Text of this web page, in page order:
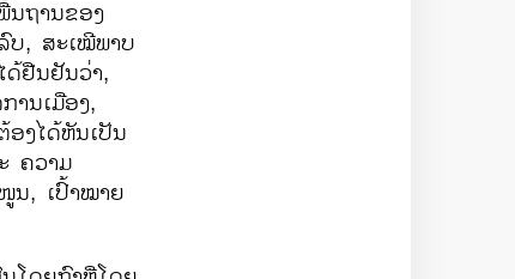
ນຖານ​ຂອງ​
ບ, ສະ​ເໝີ​ພາບ​
ດ້ຢືນຢັນວ່າ,
ນ​ເມືອງ,
ງ​ໄດ້​ຫັນ​ເປັນ​
ຄວາມ​
ນ, ​ເປົ້າ​ໝາຍ